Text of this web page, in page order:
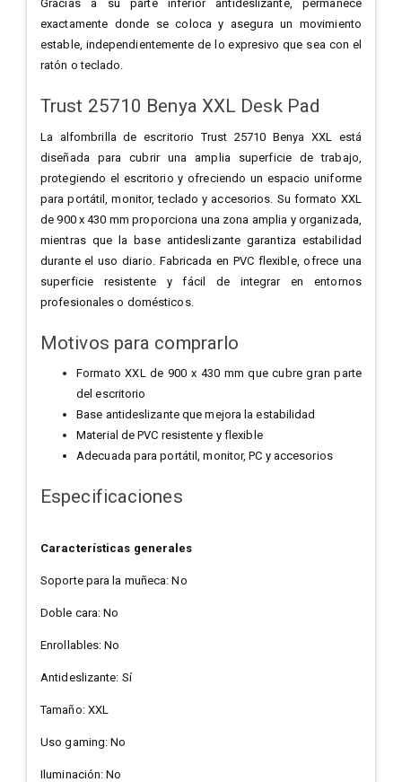
Gracias a su parte inferior antideslizante, permanece
exactamente donde se coloca y asegura un movimiento
estable, independientemente de lo expresivo que sea con el
ratón o teclado.
Trust 25710 Benya XXL Desk Pad
La alfombrilla de escritorio Trust 25710 Benya XXL está
diseñada para cubrir una amplia superficie de trabajo,
protegiendo el escritorio y ofreciendo un espacio uniforme
para portátil, monitor, teclado y accesorios. Su formato XXL
de 900 x 430 mm proporciona una zona amplia y organizada,
mientras que la base antideslizante garantiza estabilidad
durante el uso diario. Fabricada en PVC flexible, ofrece una
superficie resistente y fácil de integrar en entornos
profesionales o domésticos.
Motivos para comprarlo
Formato XXL de 900 x 430 mm que cubre gran parte
del escritorio
Base antideslizante que mejora la estabilidad
Material de PVC resistente y flexible
Adecuada para portátil, monitor, PC y accesorios
Especificaciones
Características generales
Soporte para la muñeca: No
Doble cara: No
Enrollables: No
Antideslizante: Sí
Tamaño: XXL
Uso gaming: No
Iluminación: No